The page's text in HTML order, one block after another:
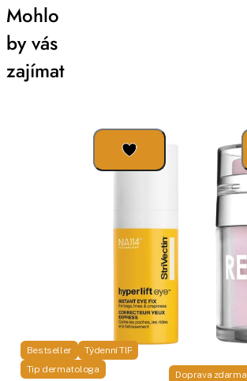
Mohlo
by vás
zajímat
Bestseller
Týdenní TIP
Tip dermatologa
Doprava zdarma